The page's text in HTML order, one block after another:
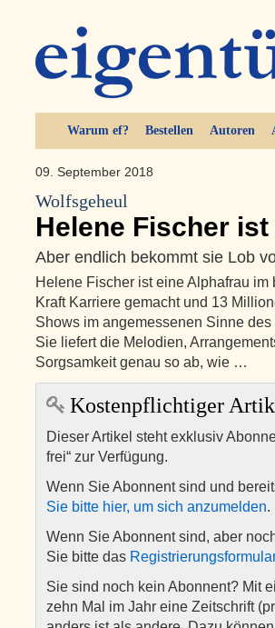
Warum ef? Bestellen Autoren
09. September 2018
Wolfsgeheul
Helene Fischer
Aber endlich bekommt sie Lob
Helene Fischer ist eine Alphafrau
Kraft Karriere gemacht und 13
Shows im angemessenen Sinne
Sie liefert die Melodien,
Sorgsamkeit genau so ab, wie …
Kostenpflichtiger
Dieser Artikel steht exklusiv
frei“ zur Verfügung.
Wenn Sie Abonnent sind und
Sie bitte hier, um sich anzumelden.
Wenn Sie Abonnent sind, aber
Sie bitte das
Sie sind noch kein Abonnent? Mit
zehn Mal im Jahr eine Zeitschrift